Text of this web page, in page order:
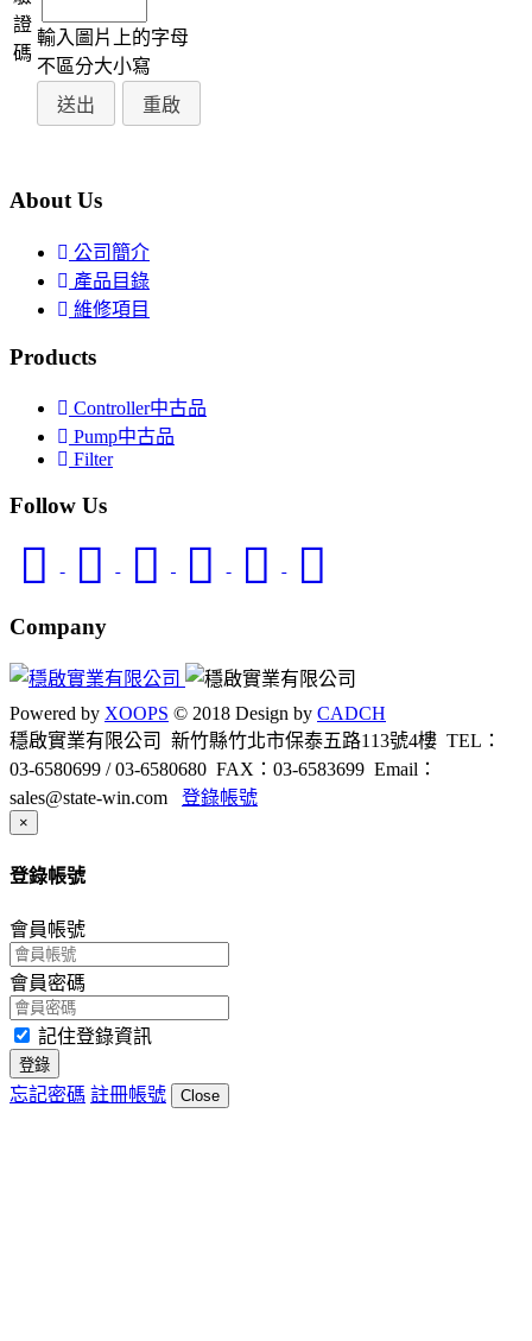
證
碼
輸入圖片上的字母
不區分大小寫
About Us
公司簡介
產品目錄
維修項目
Products
Controller中古品
Pump中古品
Filter
Follow Us
Company
Powered by XOOPS © 2018 Design by CADCH
穩啟實業有限公司 新竹縣竹北市保泰五路113號4樓 TEL：
03-6580699 / 03-6580680 FAX：03-6583699 Email：
sales@state-win.com
登錄帳號
×
登錄帳號
會員帳號
會員密碼
記住登錄資訊
登錄
忘記密碼 註冊帳號 Close